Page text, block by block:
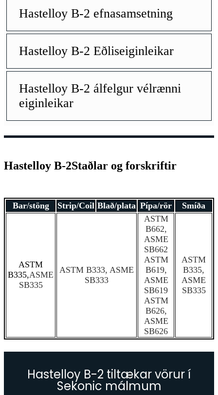
Hastelloy B-2 efnasamsetning
Hastelloy B-2 Eðliseiginleikar
Hastelloy B-2 álfelgur vélrænni
eiginleikar
Hastelloy B-2Staðlar og forskriftir
Bar/stöng Strip/Coil Blað/plata Pípa/rör Smíða
ASTM
B335,ASME
SB335
ASTM B333, ASME
SB333
ASTM
B662,
ASME
SB662
ASTM
B619,
ASME
SB619
ASTM
B626,
ASME
SB626
ASTM
B335,
ASME
SB335
Hastelloy B-2 tiltækar vörur í
Sekonic málmum